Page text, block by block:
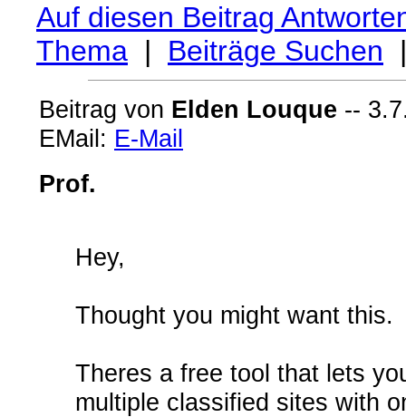
Auf diesen Beitrag
Thema | Beiträge Suchen
Beitrag von Elden Louque --
EMail: E-Mail
Prof.
Hey,
Thought you might want this.
Theres a free tool that lets
multiple classified sites with